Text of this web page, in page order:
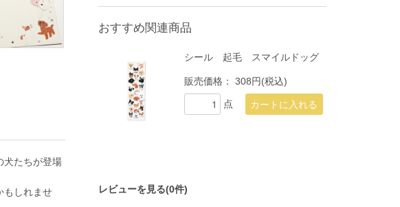
犬たちが登場
もしれませ
おすすめ関連商品
シール 起毛 スマイルドッグ
販売価格：308円(税込)
点
レビューを見る(0件)